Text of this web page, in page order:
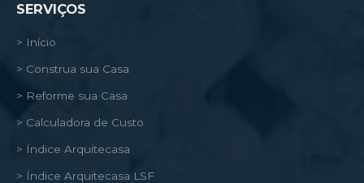
SERVIÇOS
> Início
> Construa sua Casa
> Reforme sua Casa
> Calculadora de Custo
> Índice Arquitecasa
> Índice Arquitecasa LSF